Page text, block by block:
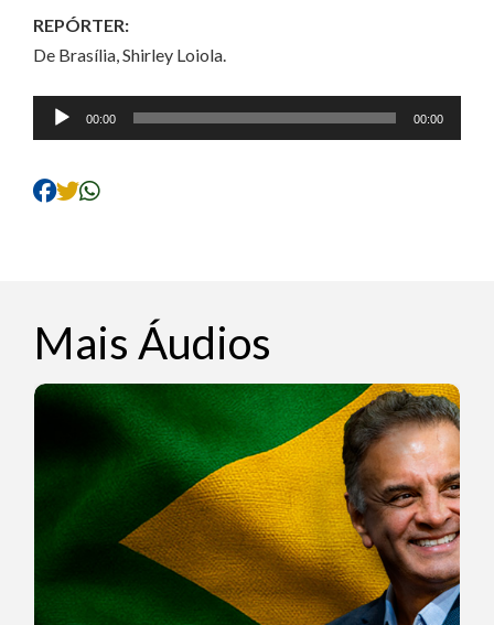
REPÓRTER:
De Brasília, Shirley Loiola.
Tocador
de
00:00 00:00
Mais Áudios